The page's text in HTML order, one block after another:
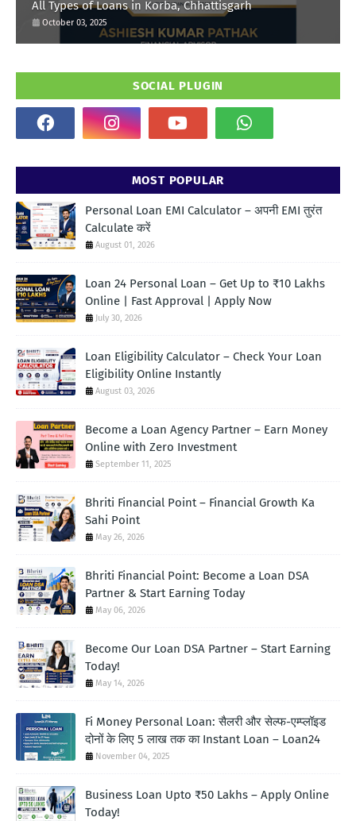
All Types of Loans in Korba, Chhattisgarh
October 03, 2025
SOCIAL PLUGIN
MOST POPULAR
Personal Loan EMI Calculator – अपनी EMI तुरंत
Calculate करें
August 01, 2026
Loan 24 Personal Loan – Get Up to ₹10 Lakhs
Online | Fast Approval | Apply Now
July 30, 2026
Loan Eligibility Calculator – Check Your Loan
Eligibility Online Instantly
August 03, 2026
Become a Loan Agency Partner – Earn Money
Online with Zero Investment
September 11, 2025
Bhriti Financial Point – Financial Growth Ka
Sahi Point
May 26, 2026
Bhriti Financial Point: Become a Loan DSA
Partner & Start Earning Today
May 06, 2026
Become Our Loan DSA Partner – Start Earning
Today!
May 14, 2026
Fi Money Personal Loan: सैलरी और सेल्फ-एम्प्लॉइड
दोनों के लिए 5 लाख तक का Instant Loan – Loan24
November 04, 2025
Business Loan Upto ₹50 Lakhs – Apply Online
Today!